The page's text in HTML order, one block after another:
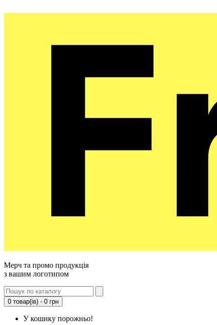
Мерч та промо продукція
з вашим логотипом
0 товар(ів) - 0 грн
У кошику порожньо!